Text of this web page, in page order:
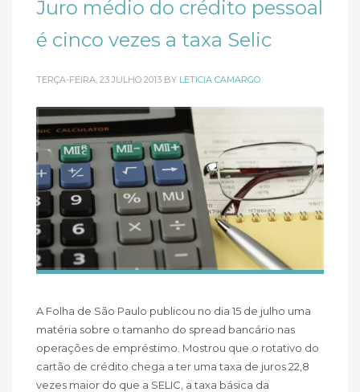
Juro médio do crédito pessoal
é cinco vezes a taxa Selic
TERÇA-FEIRA, 23 JULHO 2013 BY LETICIA CAMARGO
A Folha de São Paulo publicou no dia 15 de julho uma
matéria sobre o tamanho do spread bancário nas
operações de empréstimo. Mostrou que o rotativo do
cartão de crédito chega a ter uma taxa de juros 22,8
vezes maior do que a SELIC, a taxa básica da